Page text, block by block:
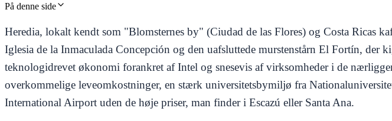
På denne side
Heredia, lokalt kendt som "Blomsternes by" (Ciudad de las Flores) og Costa Ricas
Iglesia de la Inmaculada Concepción og den uafsluttede murstenstårn El Fortín, der
teknologidrevet økonomi forankret af Intel og snesevis af virksomheder i de
overkommelige leveomkostninger, en stærk universitetsbymiljø fra
International Airport uden de høje priser, man finder i Escazú eller Santa Ana.